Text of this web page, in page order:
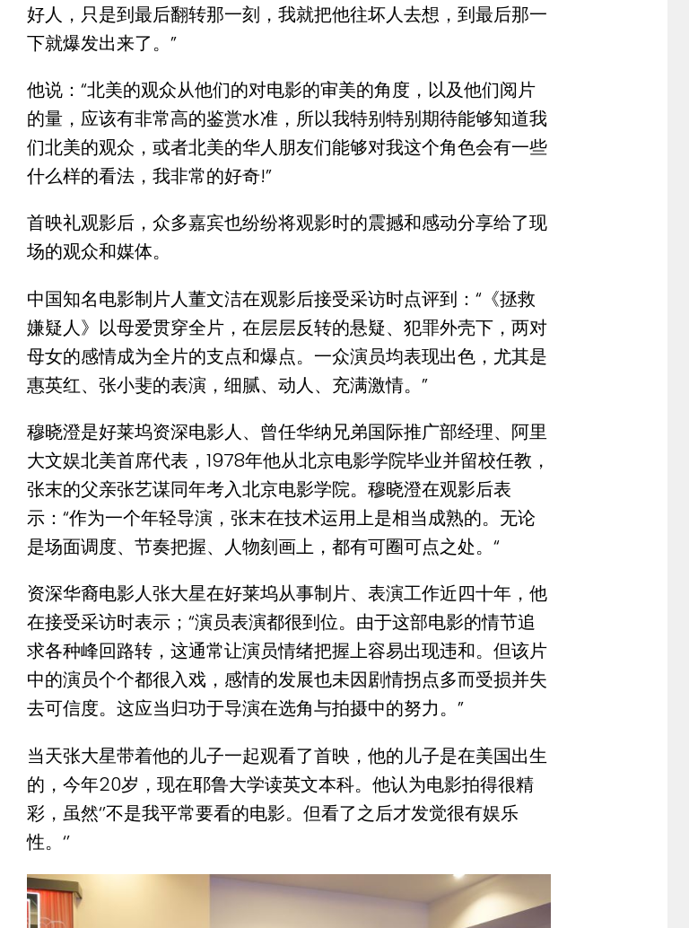
好人，只是到最后翻转那一刻，我就把他往坏人去想，到最后那一
下就爆发出来了。”
他说：“北美的观众从他们的对电影的审美的角度，以及他们阅片
的量，应该有非常高的鉴赏水准，所以我特别特别期待能够知道我
们北美的观众，或者北美的华人朋友们能够对我这个角色会有一些
什么样的看法，我非常的好奇!”
首映礼观影后，众多嘉宾也纷纷将观影时的震撼和感动分享给了现
场的观众和媒体。
中国知名电影制片人董文洁在观影后接受采访时点评到：“《拯救
嫌疑人》以母爱贯穿全片，在层层反转的悬疑、犯罪外壳下， 两对
母女的感情成为全片的支点和爆点。一众演员均表现出色， 尤其是
惠英红、张小斐的表演，细腻、动人、充满激情。”
穆晓澄是好莱坞资深电影人、曾任华纳兄弟国际推广部经理、阿里
大文娱北美首席代表，1978年他从北京电影学院毕业并留校任教，
张末的父亲张艺谋同年考入北京电影学院。穆晓澄在观影后表
示：“作为一个年轻导演，张末在技术运用上是相当成熟的。 无论
是场面调度、节奏把握、人物刻画上，都有可圈可点之处。“
资深华裔电影人张大星在好莱坞从事制片、表演工作近四十年，他
在接受采访时表示；“演员表演都很到位。由于这部电影的情节追
求各种峰回路转， 这通常让演员情绪把握上容易出现违和。但该片
中的演员个个都很入戏， 感情的发展也未因剧情拐点多而受损并失
去可信度。 这应当归功于导演在选角与拍摄中的努力。”
当天张大星带着他的儿子一起观看了首映，他的儿子是在美国出生
的，今年20岁，现在耶鲁大学读英文本科。他认为电影拍得很精
彩，虽然‘’不是我平常要看的电影。但看了之后才发觉很有娱乐
性。‘’